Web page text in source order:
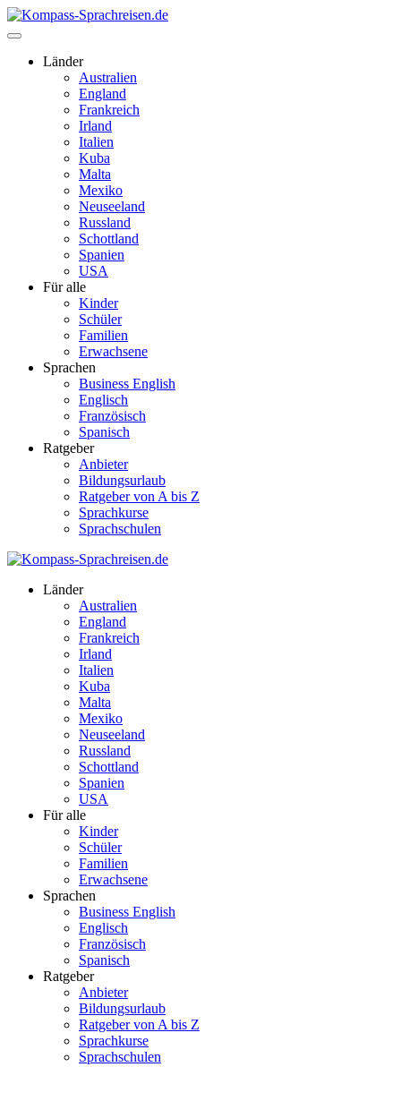
Länder
Australien
England
Frankreich
Irland
Italien
Kuba
Malta
Mexiko
Neuseeland
Russland
Schottland
Spanien
USA
Für alle
Kinder
Schüler
Familien
Erwachsene
Sprachen
Business English
Englisch
Französisch
Spanisch
Ratgeber
Anbieter
Bildungsurlaub
Ratgeber von A bis Z
Sprachkurse
Sprachschulen
Länder
Australien
England
Frankreich
Irland
Italien
Kuba
Malta
Mexiko
Neuseeland
Russland
Schottland
Spanien
USA
Für alle
Kinder
Schüler
Familien
Erwachsene
Sprachen
Business English
Englisch
Französisch
Spanisch
Ratgeber
Anbieter
Bildungsurlaub
Ratgeber von A bis Z
Sprachkurse
Sprachschulen